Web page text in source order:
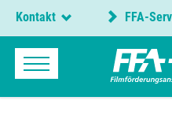
Kontakt FFA-